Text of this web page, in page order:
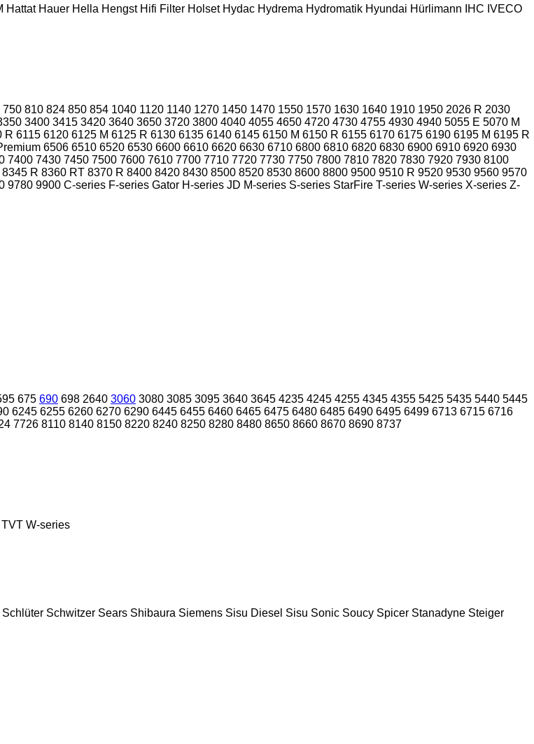
Hattat Hauer Hella Hengst Hifi Filter Holset Hydac Hydrema Hydromatik Hyundai Hürlimann IHC IVECO
750 810 824 850 854 1040 1120 1140 1270 1450 1470 1550 1570 1630 1640 1910 1950 2026 R 2030
3400 3415 3420 3640 3650 3720 3800 4040 4055 4650 4720 4730 4755 4930 4940 5055 E 5070 M
R 6115 6120 6125 M 6125 R 6130 6135 6140 6145 6150 M 6150 R 6155 6170 6175 6190 6195 M 6195 R
6506 6510 6520 6530 6600 6610 6620 6630 6710 6800 6810 6820 6830 6900 6910 6920 6930
7400 7430 7450 7500 7600 7610 7700 7710 7720 7730 7750 7800 7810 7820 7830 7920 7930 8100
8345 R 8360 RT 8370 R 8400 8420 8430 8500 8520 8530 8600 8800 9500 9510 R 9520 9530 9560 9570
9780 9900 C-series F-series Gator H-series JD M-series S-series StarFire T-series W-series X-series Z-
675 690 698 2640 3060 3080 3085 3095 3640 3645 4235 4245 4255 4345 4355 5425 5435 5440 5445
6245 6255 6260 6270 6290 6445 6455 6460 6465 6475 6480 6485 6490 6495 6499 6713 6715 6716
7726 8110 8140 8150 8220 8240 8250 8280 8480 8650 8660 8670 8690 8737
TVT W-series
Schlüter Schwitzer Sears Shibaura Siemens Sisu Diesel Sisu Sonic Soucy Spicer Stanadyne Steiger